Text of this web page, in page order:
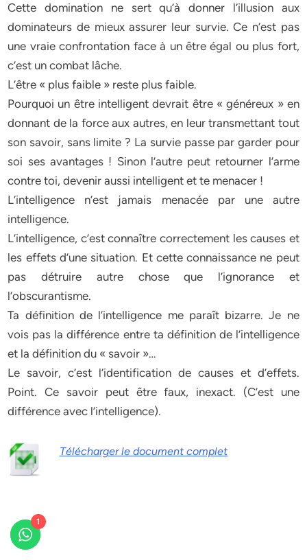
Cette domination ne sert qu’à donner l’illusion aux
dominateurs de mieux assurer leur survie. Ce n’est pas
une vraie confrontation face à un être égal ou plus fort,
c’est un combat lâche.
L’être « plus faible » reste plus faible.
Pourquoi un être intelligent devrait être « généreux » en
donnant de la force aux autres, en leur transmettant tout
son savoir, sans limite ? La survie passe par garder pour
soi ses avantages ! Sinon l’autre peut retourner l’arme
contre toi, devenir aussi intelligent et te menacer !
L’intelligence n’est jamais menacée par une autre
intelligence.
L’intelligence, c’est connaître correctement les causes et
les effets d’une situation. Et cette connaissance ne peut
pas détruire autre chose que l’ignorance et
l’obscurantisme.
Ta définition de l’intelligence me paraît bizarre. Je ne
vois pas la différence entre ta définition de l’intelligence
et la définition du « savoir »…
Le savoir, c’est l’identification de causes et d’effets.
Point. Ce savoir peut être faux, inexact. (C’est une
différence avec l’intelligence).
Télécharger le document complet
1